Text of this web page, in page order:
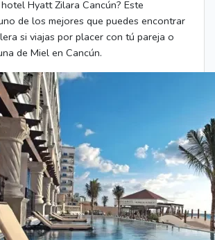
Hyatt Zilara Cancún? Este
de los mejores que puedes encontrar
si viajas por placer con tú pareja o
de Miel en Cancún.